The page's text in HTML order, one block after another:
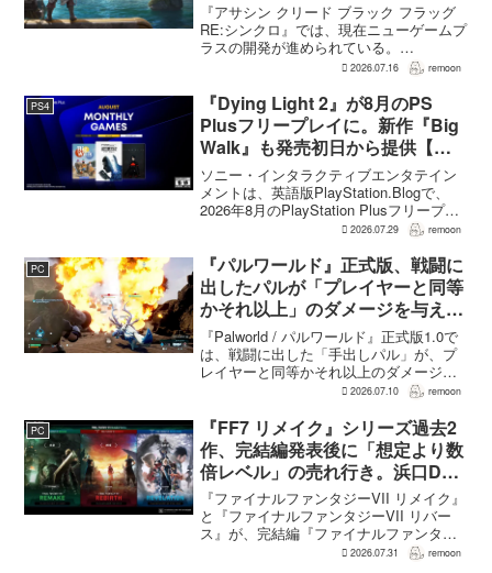
『アサシン クリード ブラック フラッグ
RE:シンクロ』では、現在ニューゲームプ
ラスの開発が進められている。
GamesRadar+によると、ゲームディレク
JorRaptor氏による...
2026.07.16 remoon
PS4
『Dying Light 2』が8月のPS
Plusフリープレイに。新作『Big
Walk』も発売初日から提供【海
外発表】
ソニー・インタラクティブエンタテイン
メントは、英語版PlayStation.Blogで、
2026年8月のPlayStation Plusフリープレ
イとして『Dying Light 2 Stay Human:
2026.07.29 remoon
PC
『パルワールド』正式版、戦闘に
出したパルが「プレイヤーと同等
かそれ以上」のダメージを与えら
れるように
『Palworld / パルワールド』正式版1.0で
は、戦闘に出した「手出しパル」が、プ
レイヤーと同等かそれ以上のダメージを
敵に与えられるようになった。ほぼすべ
挙動、クールダウン時間、使いやすさが
見直され...
2026.07.10 remoon
PC
『FF7 リメイク』シリーズ過去2
作、完結編発表後に「想定より数
倍レベル」の売れ行き。浜口Dが
明かす
『ファイナルファンタジーVII リメイク』
と『ファイナルファンタジーVII リバー
ス』が、完結編『ファイナルファンタジ
ーVII リベレーション』の発表後、「我々
2026.07.31 remoon